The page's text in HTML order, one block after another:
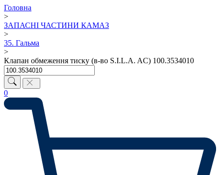
Головна
>
ЗАПАСНІ ЧАСТИНИ КАМАЗ
>
35. Гальма
>
Клапан обмеження тиску (в-во S.I.L.A. AC) 100.3534010
0